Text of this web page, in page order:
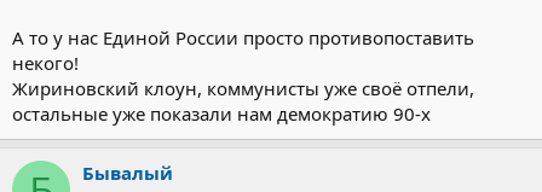
А то у нас Единой России просто противопоставить
некого!
Жириновский клоун, коммунисты уже своё отпели,
остальные уже показали нам демократию 90-х
Бывалый